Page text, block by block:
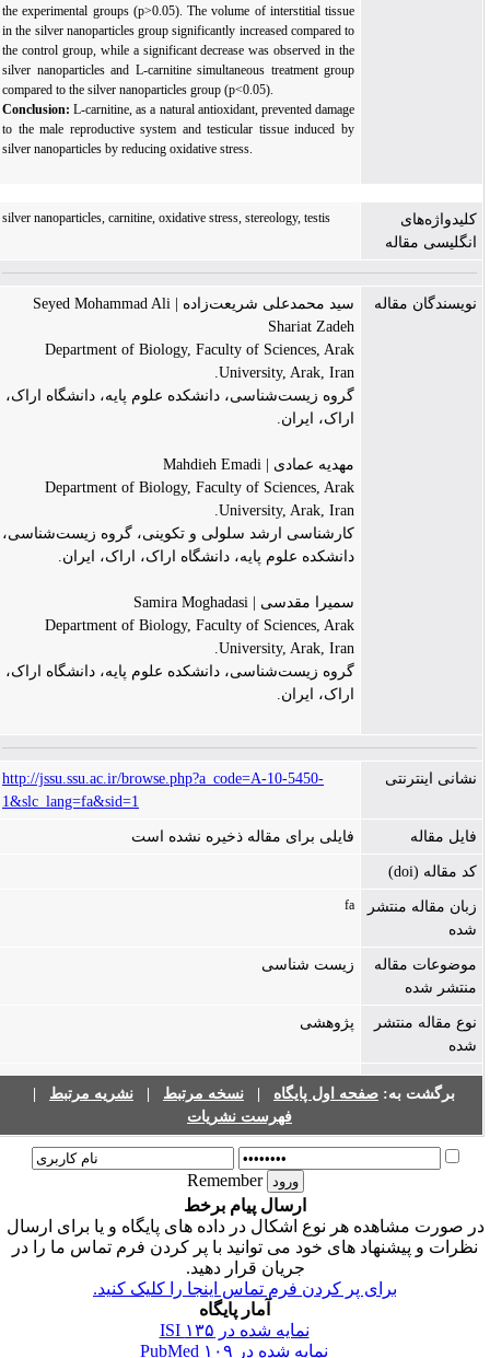
the experimental groups (p>0.05). The volume of interstitial tissue
in the silver nanoparticles group significantly increased compared to
the control group, while a significant decrease was observed in the
silver nanoparticles and L-carnitine simultaneous treatment group
compared to the silver nanoparticles group (p<0.05).
Conclusion: L-carnitine, as a natural antioxidant, prevented damage
to the male reproductive system and testicular tissue induced by
silver nanoparticles by reducing oxidative stress.
کلیدواژه‌های
انگلیسی مقاله
silver nanoparticles, carnitine, oxidative stress, stereology, testis
نویسندگان مقاله
سید محمدعلی شریعت‌زاده | Seyed Mohammad Ali
Shariat Zadeh
Department of Biology, Faculty of Sciences, Arak
University, Arak, Iran.
گروه زیست‌شناسی، دانشکده علوم پایه، دانشگاه اراک،
اراک، ایران.
مهدیه عمادی | Mahdieh Emadi
Department of Biology, Faculty of Sciences, Arak
University, Arak, Iran.
کارشناسی ارشد سلولی و تکوینی، گروه زیست‌شناسی،
دانشکده علوم پایه، دانشگاه اراک، اراک، ایران.
سمیرا مقدسی | Samira Moghadasi
Department of Biology, Faculty of Sciences, Arak
University, Arak, Iran.
گروه زیست‌شناسی، دانشکده علوم پایه، دانشگاه اراک،
اراک، ایران.
نشانی اینترنتی
http://jssu.ssu.ac.ir/browse.php?a_code=A-10-5450-
1&slc_lang=fa&sid=1
فایل مقاله فایلی برای مقاله ذخیره نشده است
کد مقاله (doi)
زبان مقاله منتشر
شده
موضوعات مقاله
منتشر شده
زیست شناسی
نوع مقاله منتشر
شده
پژوهشی
برگشت به:صفحه اول پایگاه| نسخه مرتبط| نشریه مرتبط|
فهرست نشریات
Remember
ارسال پیام برخط
صورت مشاهده هر نوع اشکال در داده های پایگاه و یا برای ارسال
نظرات و پیشنهاد های خود می توانید با پر کردن فرم تماس ما را در
جریان قرار دهید.
برای پر کردن فرم تماس اینجا را کلیک کنید.
آمار پایگاه
نمایه شده در ISI۱۳۵
نمایه شده در PubMed۱۰۹